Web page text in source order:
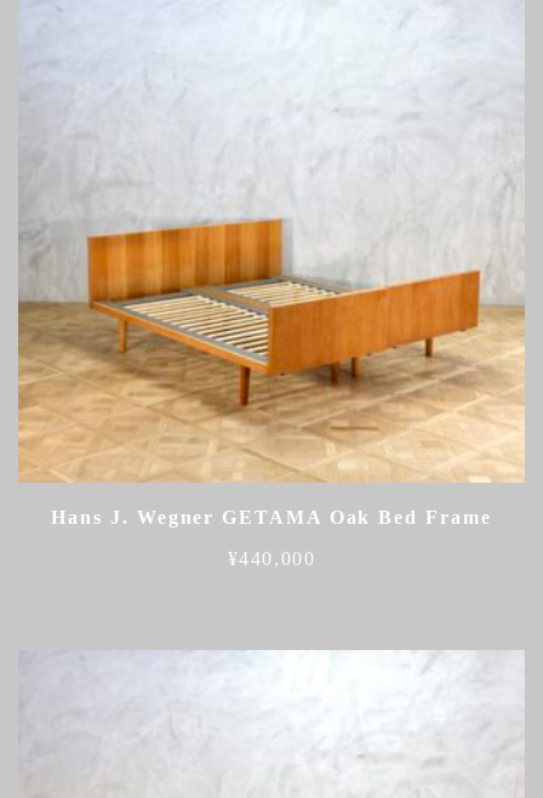
Hans J. Wegner GETAMA Oak Bed Frame
¥440,000